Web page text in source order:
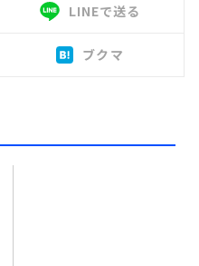
LINEで送る
ブクマ